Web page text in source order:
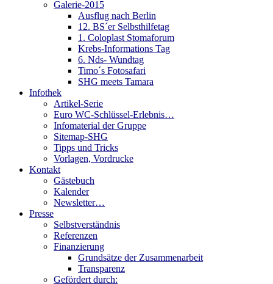
Galerie-2015
Ausflug nach Berlin
12. BS´er Selbsthilfetag
1. Coloplast Stomaforum
Krebs-Informations Tag
6. Nds- Wundtag
Timo´s Fotosafari
SHG meets Tamara
Infothek
Artikel-Serie
Euro WC-Schlüssel-Erlebnis…
Infomaterial der Gruppe
Sitemap-SHG
Tipps und Tricks
Vorlagen, Vordrucke
Kontakt
Gästebuch
Kalender
Newsletter…
Presse
Selbstverständnis
Referenzen
Finanzierung
Grundsätze der Zusammenarbeit
Transparenz
Gefördert durch: